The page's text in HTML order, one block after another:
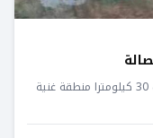
أوشراح حنصالة منطقة تبعد عن مدينة بن ملال ب 30 كيلومترا منطقة غنية